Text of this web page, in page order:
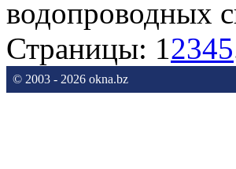
водопроводных
Страницы: 1 2345
© 2003 - 2026 okna.bz